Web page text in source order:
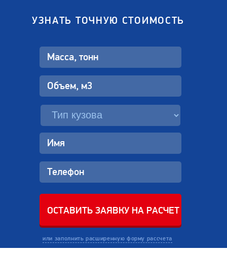
УЗНАТЬ ТОЧНУЮ СТОИМОСТЬ
или заполнить расширенную форму рассчета